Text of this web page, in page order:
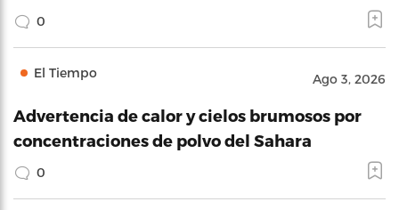
0
El Tiempo Ago 3, 2026
Advertencia de calor y cielos brumosos por
concentraciones de polvo del Sahara
0